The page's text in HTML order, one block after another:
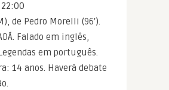
22:00
de Pedro Morelli (96′).
Falado em inglês,
em português.
14 anos. Haverá debate